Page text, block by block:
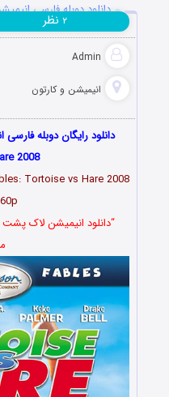
Hare 2008
Admin
انیمیشن و کارتون
۲ نظر
2008
“دانلود انیمیشن لاک